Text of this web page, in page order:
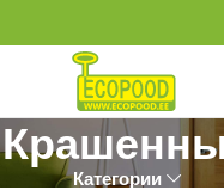
Категории